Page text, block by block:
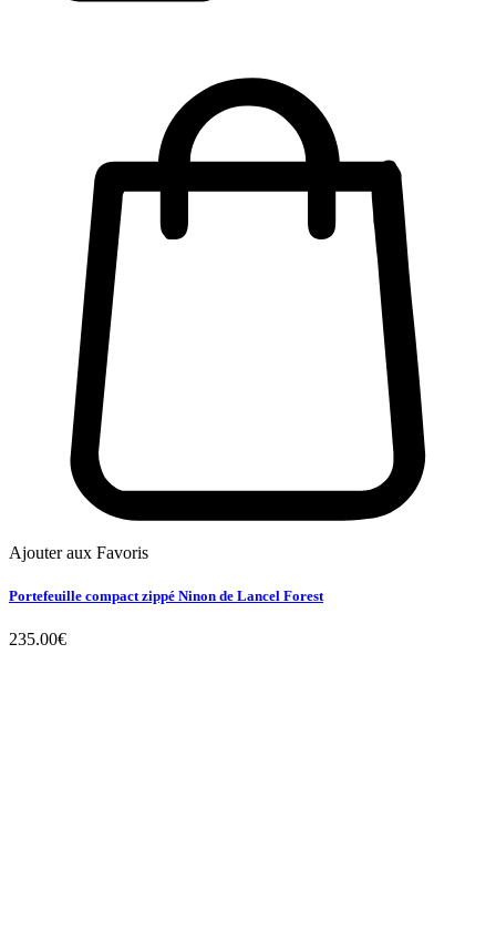
Ajouter aux Favoris
Portefeuille compact zippé Ninon de Lancel Forest
235.00€